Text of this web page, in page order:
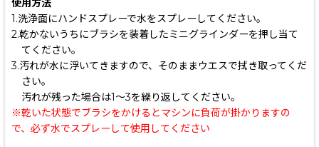
使用方法
1.洗浄面にハンドスプレーで水をスプレーしてください。
2.乾かないうちにブラシを装着したミニグラインダーを押し当て
てください。
3.汚れが水に浮いてきますので、そのままウエスで拭き取ってくだ
さい。
汚れが残った場合は1〜3を繰り返してください。
※乾いた状態でブラシをかけるとマシンに負荷が掛かりますの
で、必ず水でスプレーして使用してください